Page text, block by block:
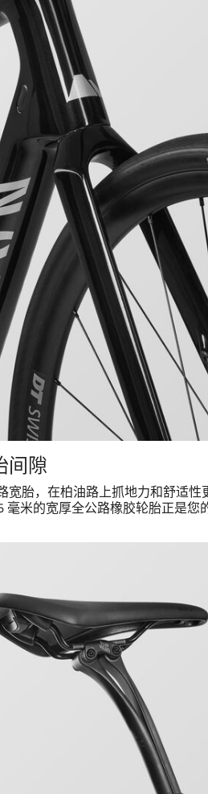
间隙
宽胎，在柏油路上抓地力和舒适
毫米的宽厚全公路橡胶轮胎正是您